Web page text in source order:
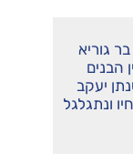
גוריא
הבנים
יעקב
ונתגלגל